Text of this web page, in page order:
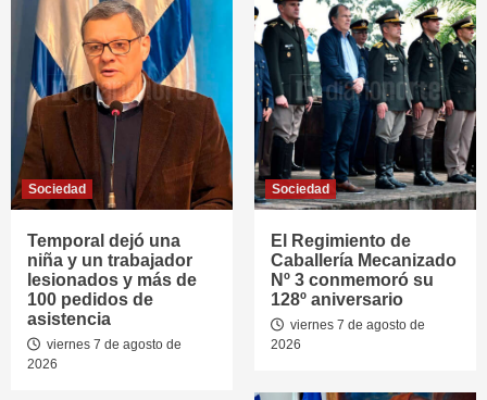
Sociedad
Temporal dejó una
niña y un trabajador
lesionados y más de
100 pedidos de
asistencia
viernes 7 de agosto de
2026
Sociedad
El Regimiento de
Caballería Mecanizado
Nº 3 conmemoró su
128º aniversario
viernes 7 de agosto de
2026